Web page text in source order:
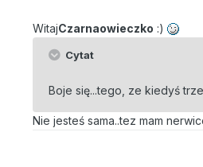
WitajCzarnaowieczko :)
Cytat
Boje się...tego, ze kiedyś
Nie jesteś sama..tez mam